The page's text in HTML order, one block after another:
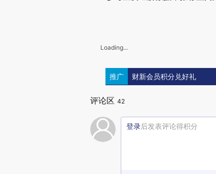
Loading...
推广 财新会员积分兑好礼
评论区 42
登录后发表评论得积分